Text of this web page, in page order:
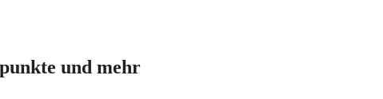
und mehr